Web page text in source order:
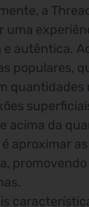
a
uma
e autêntica.
populares,
quantidades
acima da
aproximar